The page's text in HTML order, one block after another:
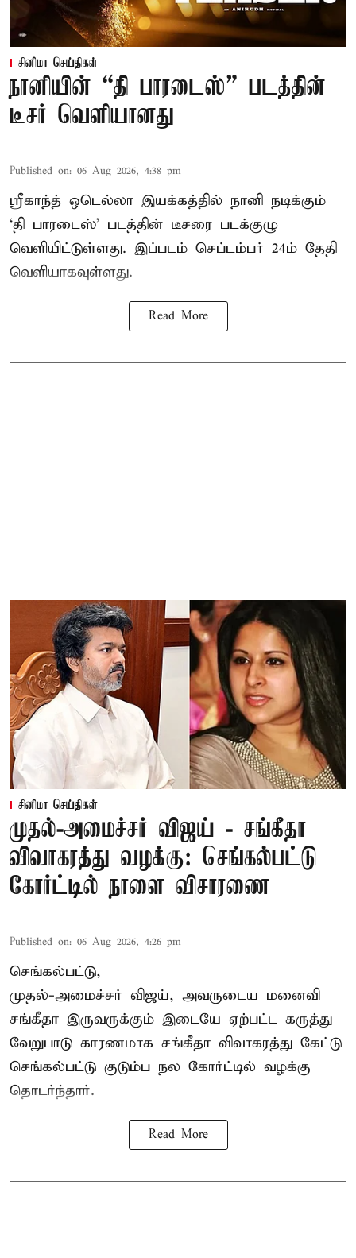
சினிமா செய்திகள்
நானியின் “தி பாரடைஸ்” படத்தின்
டீசர் வெளியானது
Published on: 06 Aug 2026, 4:38 pm
ஸ்ரீகாந்த் ஒடெல்லா இயக்கத்தில் நானி நடிக்கும்
‘தி பாரடைஸ்’ படத்தின் டீசரை படக்குழு
வெளியிட்டுள்ளது. இப்படம் செப்டம்பர் 24ம் தேதி
வெளியாகவுள்ளது.
Read More
சினிமா செய்திகள்
முதல்-அமைச்சர் விஜய் - சங்கீதா
விவாகரத்து வழக்கு: செங்கல்பட்டு
கோர்ட்டில் நாளை விசாரணை
Published on: 06 Aug 2026, 4:26 pm
செங்கல்பட்டு,
முதல்-அமைச்சர் விஜய், அவருடைய மனைவி
சங்கீதா இருவருக்கும் இடையே ஏற்பட்ட கருத்து
வேறுபாடு காரணமாக சங்கீதா விவாகரத்து கேட்டு
செங்கல்பட்டு குடும்ப நல கோர்ட்டில் வழக்கு
தொடர்ந்தார்.
Read More